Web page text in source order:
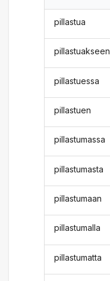
pillastua
pillastuakseen
pillastuessa
pillastuen
pillastumassa
pillastumasta
pillastumaan
pillastumalla
pillastumatta